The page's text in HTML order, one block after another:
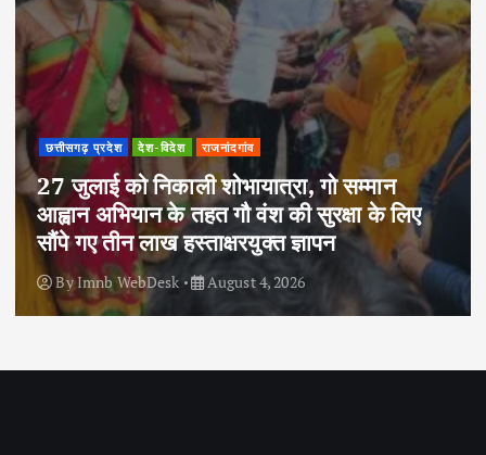
छत्तीसगढ़ प्रदेश देश-विदेश राजनांदगांव
27 जुलाई को निकाली शोभायात्रा, गो सम्मान
आह्वान अभियान के तहत गौ वंश की सुरक्षा के लिए
सौंपे गए तीन लाख हस्ताक्षरयुक्त ज्ञापन
ByImnb WebDesk August 4, 2026